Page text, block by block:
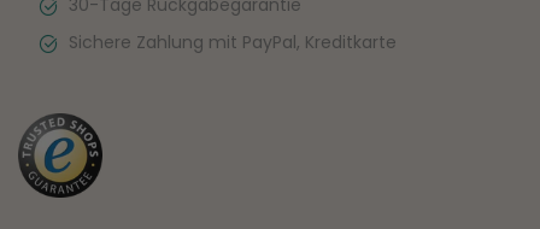
30-Tage Rückgabegarantie
Sichere Zahlung mit PayPal, Kreditkarte